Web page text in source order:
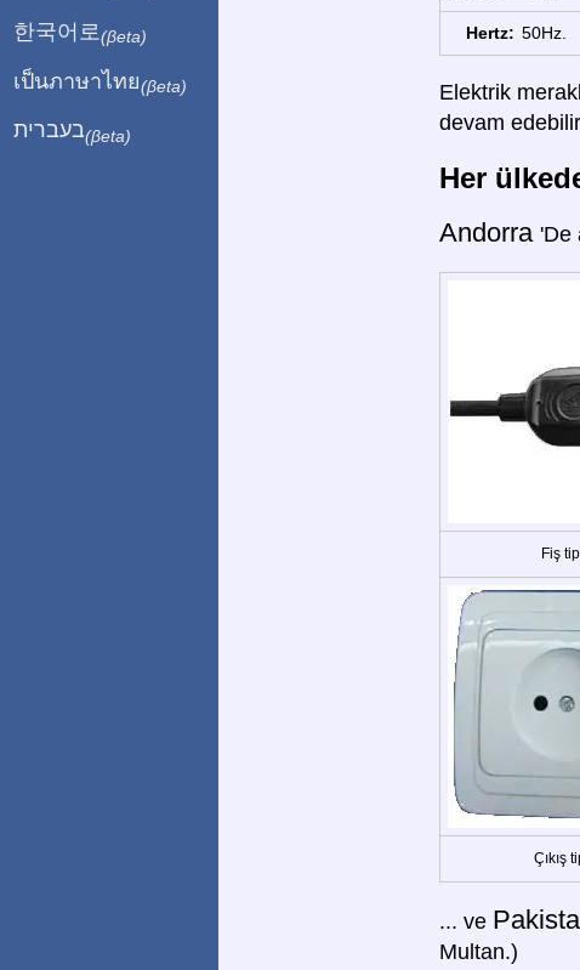
Hertz: 50Hz.
Elektrik
devam
Her
Andorra 'De
Fiş
Çıkış
... ve
Multan.)
한국어로 (βeta)
เป็นภาษาไทย(βeta)
בעברית(βeta)